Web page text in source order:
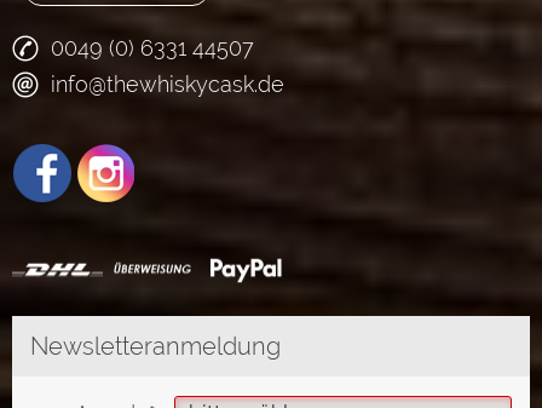
0049 (0) 6331 44507
info@thewhiskycask.de